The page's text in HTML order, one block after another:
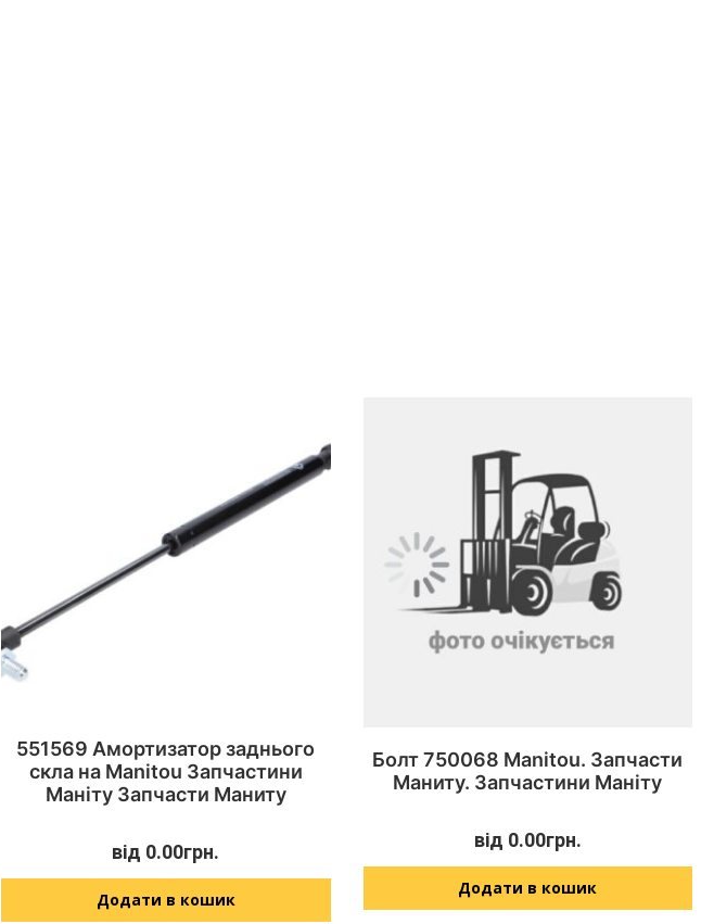
551569 Амортизатор заднього
скла на Manitou Запчастини
Маніту Запчасти Маниту
від 0.00грн.
Додати в кошик
Болт 750068 Manitou. Запчасти
Маниту. Запчастини Маніту
від 0.00грн.
Додати в кошик